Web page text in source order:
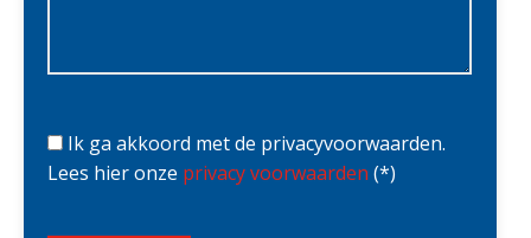
Ik ga akkoord met de privacyvoorwaarden.
Lees hier onze privacy voorwaarden (*)